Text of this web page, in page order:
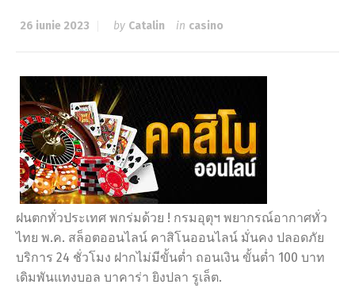
26 iunie 2023 by Catalin in casino
ฝนตกทั่วประเทศ พกร่มด้วย ! กรมอุตุฯ พยากรณ์อากาศทั่ว
ไทย พ.ค. สล็อตออนไลน์ คาสิโนออนไลน์ มั่นคง ปลอดภัย
บริการ 24 ชั่วโมง ฝากไม่มีขั้น​ต่ำ ถอนเงิน ขั้นต่ำ 100 บาท
เดิมพันแทงบอล บาคาร่า ยิงปลา รูเล็ต.